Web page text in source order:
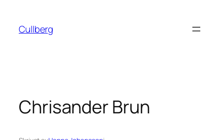
innehåll
Cullberg
Chrisander Brun